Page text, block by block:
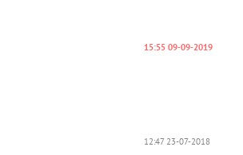
15:55 09-09-2019
12:47 23-07-2018